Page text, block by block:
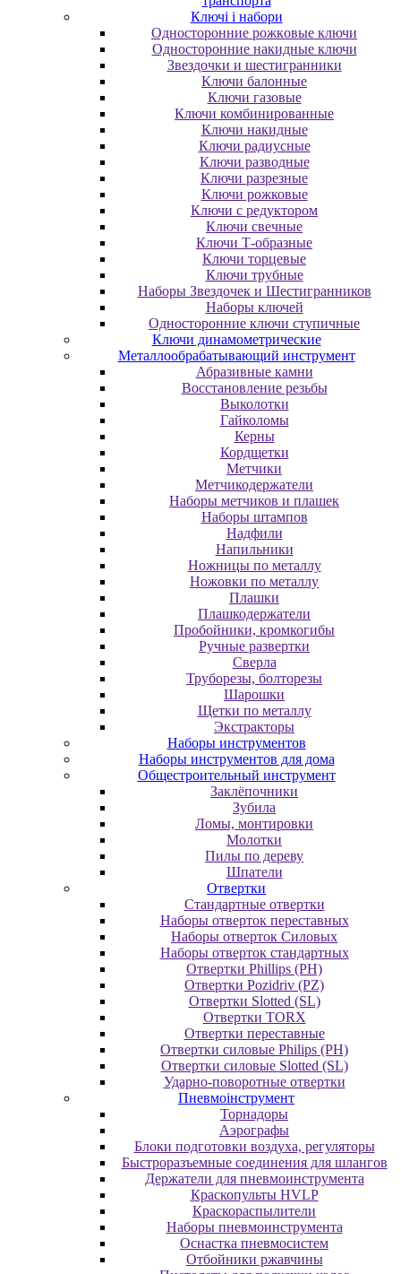
Ключі і набори
Oднocтopoнниe poжкoвыe ключи
Oднocтopoнниe нaкидныe ключи
Звездочки и шестигранники
Ключи балонные
Ключи газовые
Ключи комбинированные
Ключи накидные
Ключи радиусные
Ключи разводные
Ключи разрезные
Ключи рожковые
Ключи с редуктором
Ключи свечные
Ключи Т-образные
Ключи торцевые
Ключи трубные
Наборы Звездочек и Шестигранников
Наборы ключей
Односторонние ключи ступичные
Ключи динамометрические
Металлообрабатывающий инструмент
Абразивные камни
Восстановление резьбы
Выколотки
Гайколомы
Керны
Кордщетки
Метчики
Метчикодержатели
Наборы метчиков и плашек
Наборы штампов
Надфили
Напильники
Ножницы по металлу
Ножовки по металлу
Плашки
Плашкодержатели
Пробойники, кромкогибы
Ручные развертки
Сверла
Труборезы, болторезы
Шарошки
Щетки по металлу
Экcтpaктopы
Наборы инструментов
Наборы инструментов для дома
Общестроительный инструмент
Заклёпочники
Зубила
Ломы, монтировки
Молотки
Пилы по дереву
Шпатели
Отвертки
Cтандартные отвертки
Наборы отверток переставных
Наборы отверток Силовых
Наборы отверток стандартных
Отвертки Phillips (PH)
Отвертки Pozidriv (PZ)
Отвертки Slotted (SL)
Отвертки TORX
Отвертки переставные
Отвертки силовые Philips (PH)
Отвертки силовые Slotted (SL)
Ударно-поворотные отвертки
Пневмоінструмент
Topнaдopы
Аэрографы
Блоки подготовки воздуха, регуляторы
Быстроразъемные соединения для шлангов
Держатели для пневмоинструмента
Краскопульты HVLP
Краскораспылители
Наборы пневмоинструмента
Оснастка пневмосистем
Отбойники ржавчины